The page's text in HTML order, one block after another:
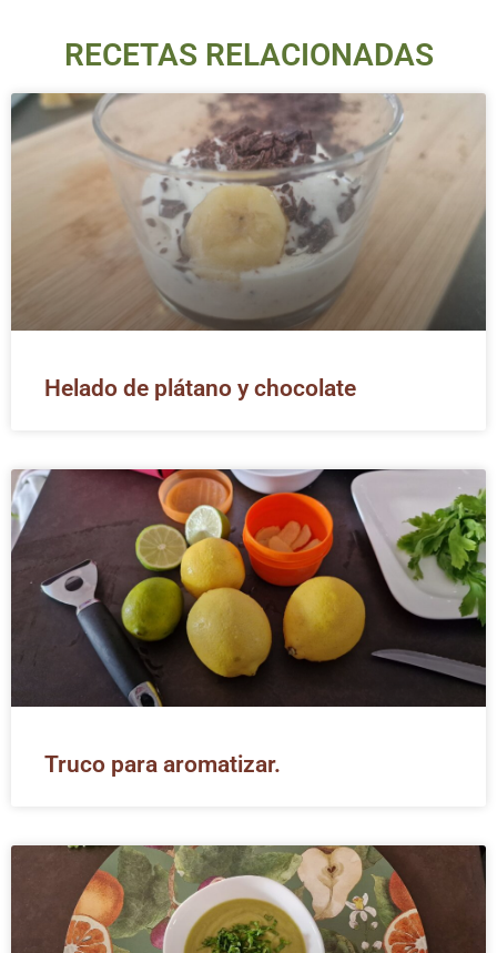
RECETAS RELACIONADAS
Helado de plátano y chocolate
Truco para aromatizar.